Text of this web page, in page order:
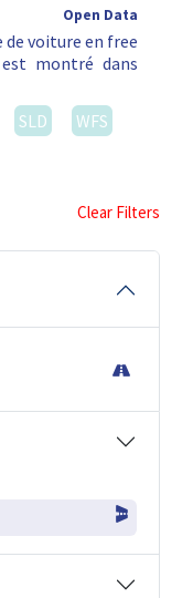
Open Data
de voiture en free
montré dans
SLD
WFS
Clear Filters